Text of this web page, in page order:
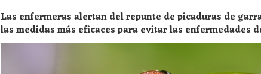
Las enfermeras alertan del repunte de picaduras de
las medidas más eficaces para evitar las enfermedades